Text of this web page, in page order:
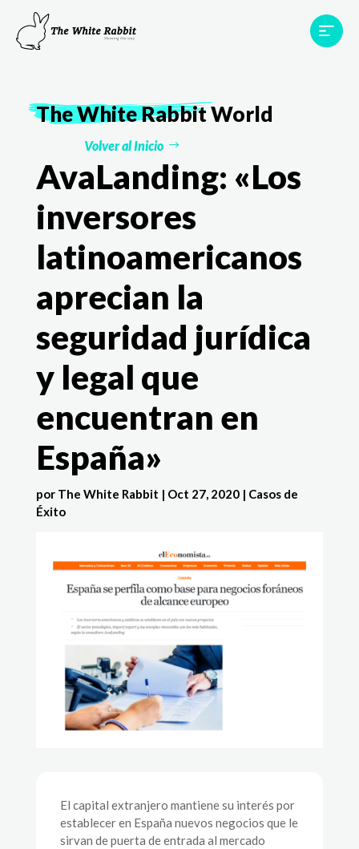
Proyectos
Testimonios
TWR World
The White RabbitWorld
Volver al Inicio
AvaLanding: «Los
inversores
latinoamericanos
aprecian la
seguridad jurídica
y legal que
encuentran en
España»
por The White Rabbit | Oct 27, 2020| Casos de
Éxito
El capital extranjero mantiene su interés por
establecer en España nuevos negocios que le
sirvan de puerta de entrada al mercado